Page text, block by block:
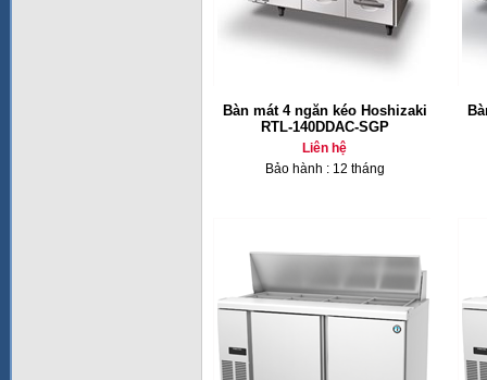
Bàn mát 4 ngăn kéo Hoshizaki
RTL-140DDAC-SGP
Liên hệ
Bảo hành : 12 tháng